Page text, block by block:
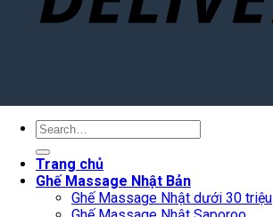
Search
Trang chủ
Ghế Massage Nhật Bản
Ghế Massage Nhật dưới 30 triệu